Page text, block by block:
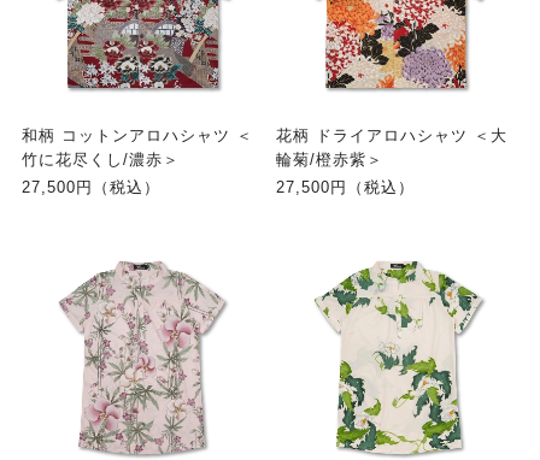
和柄 コットンアロハシャツ ＜
竹に花尽くし/濃赤＞
27,500円（税込）
花柄 ドライアロハシャツ ＜大
輪菊/橙赤紫＞
27,500円（税込）